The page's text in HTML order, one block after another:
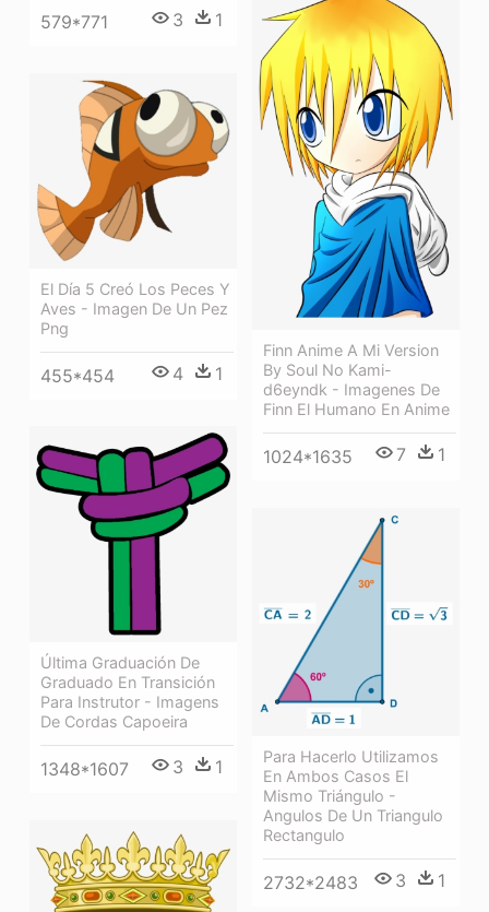
579*771 3 1
Finn Anime A Mi Version
By Soul No Kami-
d6eyndk - Imagenes De
Finn El Humano En Anime
1024*1635 7 1
El Día 5 Creó Los Peces Y
Aves - Imagen De Un Pez
Png
455*454 4 1
Última Graduación De
Graduado En Transición
Para Instrutor - Imagens
De Cordas Capoeira
1348*1607 3 1
Para Hacerlo Utilizamos
En Ambos Casos El
Mismo Triángulo -
Angulos De Un Triangulo
Rectangulo
2732*2483 3 1